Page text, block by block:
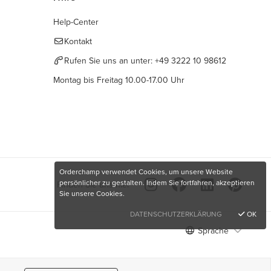
Help-Center
Kontakt
Rufen Sie uns an unter: +49 3222 10 98612
Montag bis Freitag 10.00-17.00 Uhr
Finden Sie uns hier
Sprache
Orderchamp verwendet Cookies, um unsere Website
persönlicher zu gestalten. Indem Sie fortfahren, akzeptieren
Sie unsere Cookies.
DATENSCHUTZERKLÄRUNG
OK